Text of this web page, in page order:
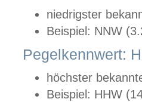
niedrigster
Beispiel: NNW
Pegelkennwert:
höchster
Beispiel: HHW